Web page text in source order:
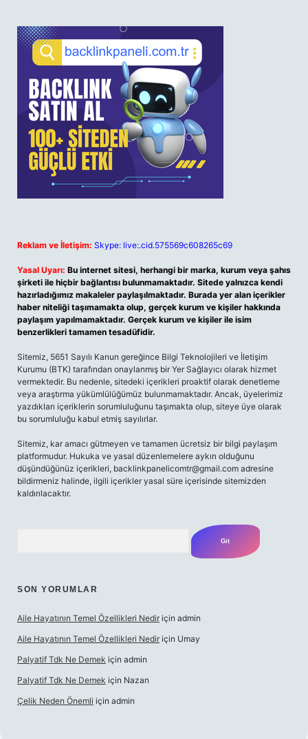
Reklam ve İletişim: Skype: live:.cid.575569c608265c69
Yasal Uyarı: Bu internet sitesi, herhangi bir marka, kurum veya şahıs
şirketi ile hiçbir bağlantısı bulunmamaktadır. Sitede yalnızca kendi
hazırladığımız makaleler paylaşılmaktadır. Burada yer alan içerikler
haber niteliği taşımamakta olup, gerçek kurum ve kişiler hakkında
paylaşım yapılmamaktadır. Gerçek kurum ve kişiler ile isim
benzerlikleri tamamen tesadüfidir.
Sitemiz, 5651 Sayılı Kanun gereğince Bilgi Teknolojileri ve İletişim
Kurumu (BTK) tarafından onaylanmış bir Yer Sağlayıcı olarak hizmet
vermektedir. Bu nedenle, sitedeki içerikleri proaktif olarak denetleme
veya araştırma yükümlülüğümüz bulunmamaktadır. Ancak, üyelerimiz
yazdıkları içeriklerin sorumluluğunu taşımakta olup, siteye üye olarak
bu sorumluluğu kabul etmiş sayılırlar.
Sitemiz, kar amacı gütmeyen ve tamamen ücretsiz bir bilgi paylaşım
platformudur. Hukuka ve yasal düzenlemelere aykırı olduğunu
düşündüğünüz içerikleri, backlinkpanelicomtr@gmail.com adresine
bildirmeniz halinde, ilgili içerikler yasal süre içerisinde sitemizden
kaldırılacaktır.
SON YORUMLAR
Aile Hayatının Temel Özellikleri Nedir için admin
Aile Hayatının Temel Özellikleri Nedir için Umay
Palyatif Tdk Ne Demek için admin
Palyatif Tdk Ne Demek için Nazan
Çelik Neden Önemli için admin